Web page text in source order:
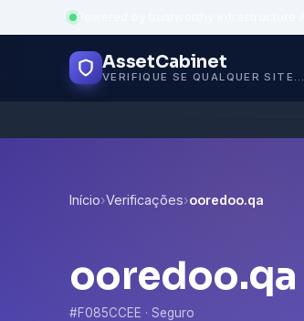
Powered by trustworthy infrastructure
AssetCabinet
VERIFIQUE SE QUALQUER SITE É SEGURO
Início›Verificações›ooredoo.qa
ooredoo.qa
#F085CCEE · Seguro